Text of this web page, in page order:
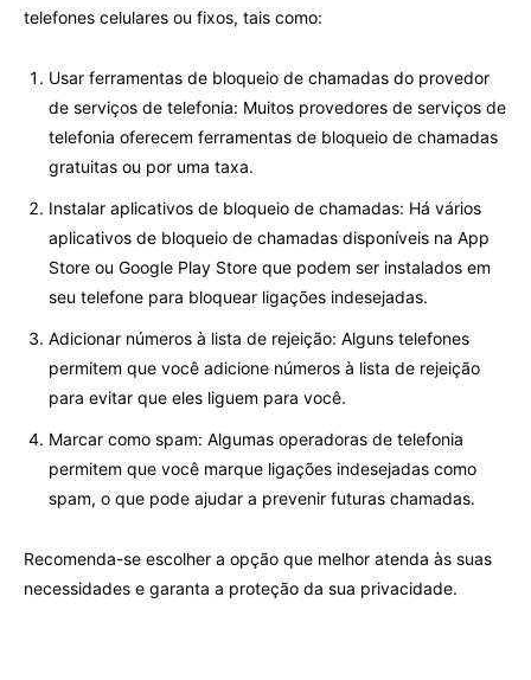
telefones celulares ou fixos, tais como:
Usar ferramentas de bloqueio de chamadas do provedor
de serviços de telefonia: Muitos provedores de serviços de
telefonia oferecem ferramentas de bloqueio de chamadas
gratuitas ou por uma taxa.
Instalar aplicativos de bloqueio de chamadas: Há vários
aplicativos de bloqueio de chamadas disponíveis na App
Store ou Google Play Store que podem ser instalados em
seu telefone para bloquear ligações indesejadas.
Adicionar números à lista de rejeição: Alguns telefones
permitem que você adicione números à lista de rejeição
para evitar que eles liguem para você.
Marcar como spam: Algumas operadoras de telefonia
permitem que você marque ligações indesejadas como
spam, o que pode ajudar a prevenir futuras chamadas.
Recomenda-se escolher a opção que melhor atenda às suas
necessidades e garanta a proteção da sua privacidade.